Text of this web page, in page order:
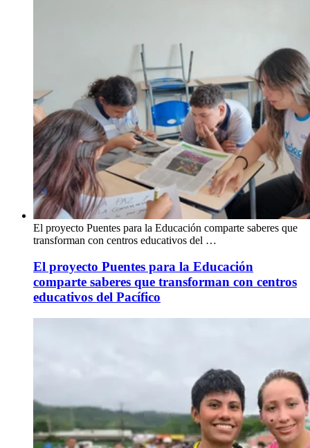
El proyecto Puentes para la Educación comparte saberes que
transforman con centros educativos del …
El proyecto Puentes para la Educación
comparte saberes que transforman con centros
educativos del Pacífico